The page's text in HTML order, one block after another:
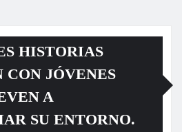
HISTORIAS
JÓVENES
A
SU ENTORNO.